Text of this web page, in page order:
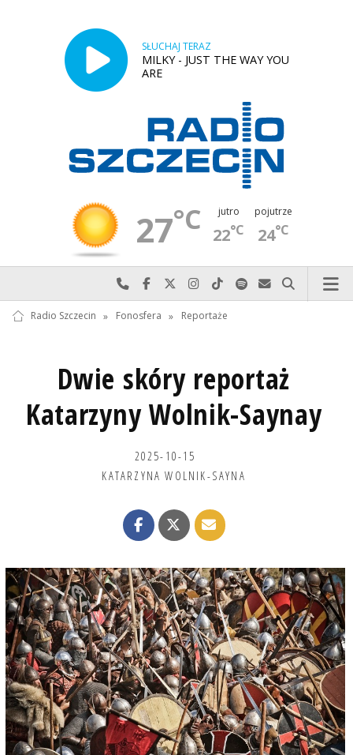
SŁUCHAJ TERAZ
MILKY - JUST THE WAY YOU
ARE
27°C jutro
22°C
pojutrze
24°C
Najlepiej po prostu do nas zadzwoń
Odwiedź nas na Facebook-u
Odwiedź nas na X
Odwiedź nas na Instagram-ie
Odwiedź nas na TikTok-u
Szukaj nas na Spotify
Wyślij do nas
Szukaj
Radio Szczecin » Fonosfera » Reportaże
Dwie skóry reportaż
Katarzyny Wolnik-Saynay
2025-10-15
KATARZYNA WOLNIK-SAYNA